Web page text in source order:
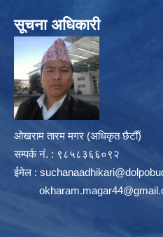
सूचना अधिकारी
ओखराम तारम मगर (अधिकृत छैटौँ)
सम्पर्क न‌ं. : ९८५८३६६०९२
ईमेल :